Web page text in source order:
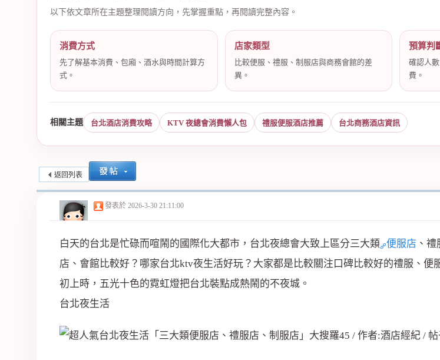
紀
以下依文章所在主題整理閱讀方向，先掌握重點，再閱讀完整內容。
消費方式
先了解基本消費、包廂、酒水與時間計算方
式。
店家類型
比較便服、禮服、制服店與商務會館的差
異。
預算判
確認人
費。
相關主題 台北酒店消費攻略 KTV 夜總會消費懶人包 禮服便服酒店推薦 台北商務酒店資訊
返回列表
發表於 2026-3-30 21:11:00
白天的台北是忙碌而喧鬧的國際化大都市，台北夜總會大致上區分三大類 便服店 、
店、會館比較好？哪家台北ktv夜生活好玩？大家都是比較關注口碑比較好的禮服、便
初上時，五光十色的霓虹燈把台北裝點成熱鬧的不夜城。
台北夜生活